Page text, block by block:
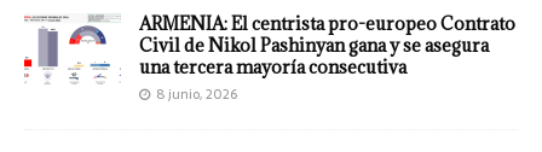
ARMENIA: El centrista pro-europeo Contrato
Civil de Nikol Pashinyan gana y se asegura
una tercera mayoría consecutiva
8 junio, 2026